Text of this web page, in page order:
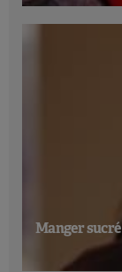
Manger